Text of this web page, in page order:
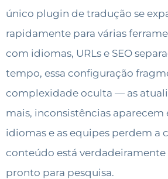
único plugin de tradução se
rapidamente para várias
com idiomas, URLs e SEO
tempo, essa configuração
complexidade oculta — as
mais, inconsistências aparecem
idiomas e as equipes perdem a
conteúdo está
pronto para pesquisa.